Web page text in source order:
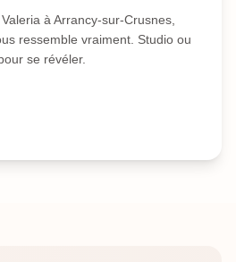
à Arrancy-sur-Crusnes,
ressemble vraiment. Studio ou
se révéler.